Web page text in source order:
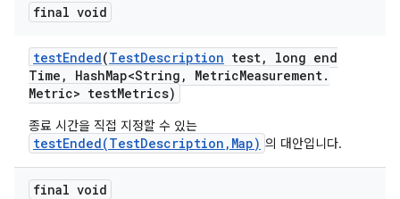
final void
testEnded(TestDescription test,
long end
Time , HashMap<String , MetricMeasurement.
Metric> testMetrics)
종료 시간을 직접 지정할 수 있는
testEnded(TestDescription,Map) 의 대안입니다.
final void